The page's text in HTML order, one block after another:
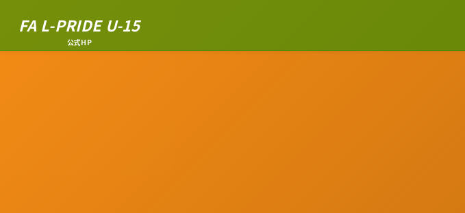
FA L-PRIDE U-15
公式HP